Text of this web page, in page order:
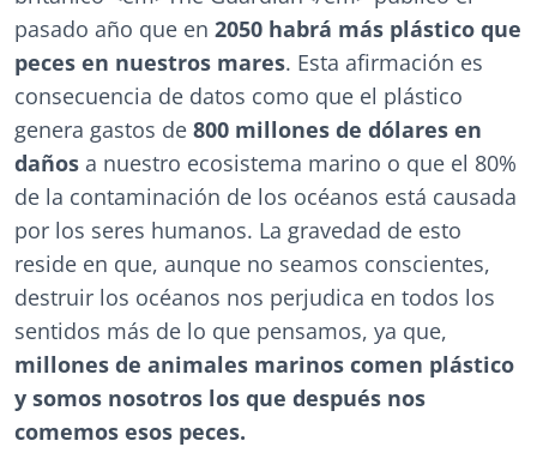
pasado año que en 2050 habrá más plástico que
peces en nuestros mares. Esta afirmación es
consecuencia de datos como que el plástico
genera gastos de 800 millones de dólares en
daños a nuestro ecosistema marino o que el 80%
de la contaminación de los océanos está causada
por los seres humanos. La gravedad de esto
reside en que, aunque no seamos conscientes,
destruir los océanos nos perjudica en todos los
sentidos más de lo que pensamos, ya que,
millones de animales marinos comen plástico
y somos nosotros los que después nos
comemos esos peces.